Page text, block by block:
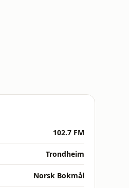
102.7 FM
Trondheim
Norsk Bokmål